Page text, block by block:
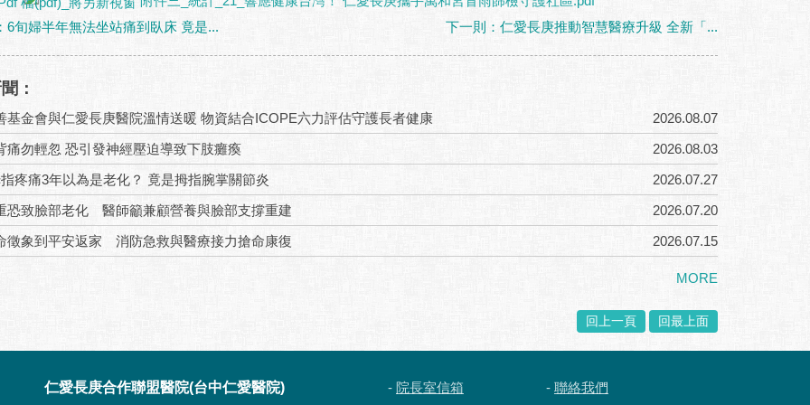
6旬婦半年無法坐站痛到臥床 竟是...
下一則：仁愛長庚推動智慧醫療升級 全新「...
：
基金會與仁愛長庚醫院溫情送暖 物資結合ICOPE六力評估守護長者健康
2026.08.07
痛勿輕忽 恐引發神經壓迫導致下肢癱瘓
2026.08.03
疼痛3年以為是老化？ 竟是拇指腕掌關節炎
2026.07.27
恐致臉部老化 醫師籲兼顧營養與臉部支撐重建
2026.07.20
徵象到平安返家 消防急救與醫療接力搶命康復
2026.07.15
MORE
回上一頁 回最上面
仁愛長庚合作聯盟醫院(台中仁愛醫院) - 院長室信箱 - 聯絡我們